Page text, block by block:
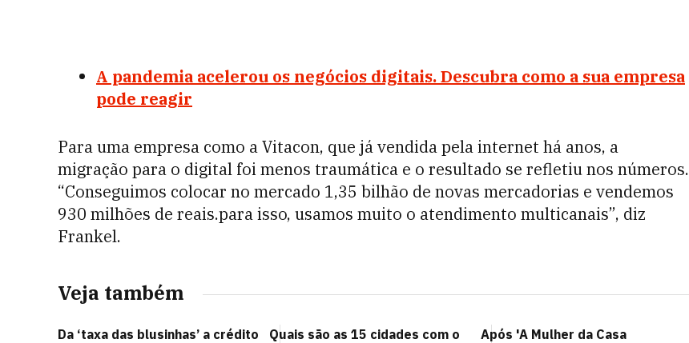
A pandemia acelerou os negócios digitais. Descubra como a sua empresa
pode reagir
Para uma empresa como a Vitacon, que já vendida pela internet há anos, a
migração para o digital foi menos traumática e o resultado se refletiu nos números.
“Conseguimos colocar no mercado 1,35 bilhão de novas mercadorias e vendemos
930 milhões de reais.para isso, usamos muito o atendimento multicanais”, diz
Frankel.
Veja também
Da ‘taxa das blusinhas’ a crédito
Quais são as 15 cidades com o
Após 'A Mulher da Casa